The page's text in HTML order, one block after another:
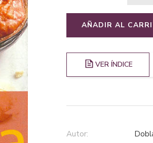
AÑADIR AL
VER ÍNDICE
Autor: